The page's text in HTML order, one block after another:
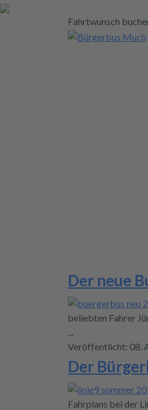
Fahrtwunsch
Der neue
beliebten Fahrer
...
Veröffentlicht: 08.
Der
Fahrplans bei der